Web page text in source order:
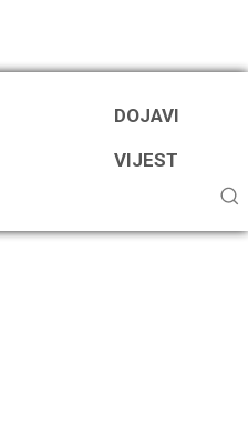
DOJAVI
VIJEST